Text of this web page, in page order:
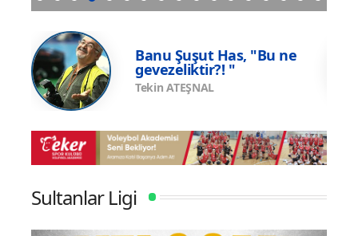
Eczacıbaşı Peron İstanbul’un resmi forma
Banu Şuşut Has, "Bu ne
gevezeliktir?! "
Tekin ATEŞNAL
Sultanlar Ligi